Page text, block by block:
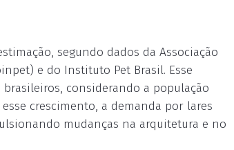
segundo dados da Associação
e do Instituto Pet Brasil. Esse
considerando a população
crescimento, a demanda por lares
mudanças na arquitetura e no